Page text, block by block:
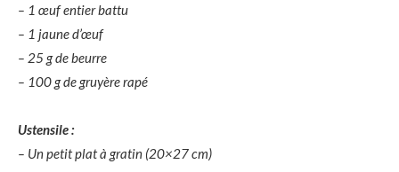
– 1 œuf entier battu
– 1 jaune d’œuf
– 25 g de beurre
– 100 g de gruyère rapé
Ustensile :
– Un petit plat à gratin (20×27 cm)